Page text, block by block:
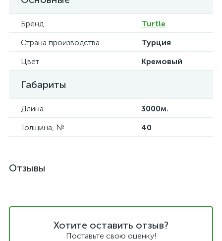
Бренд
Turtle
Страна производства
Турция
Цвет
Кремовый
Габариты
Длина
3000м.
Толщина, №
40
Отзывы
Хотите оставить отзыв?
Поставьте свою оценку!